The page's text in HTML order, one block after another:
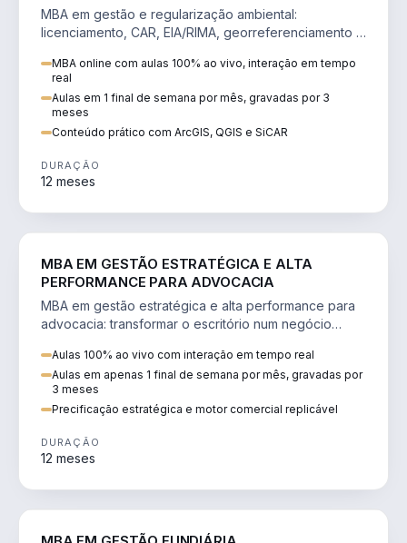
MBA em gestão e regularização ambiental:
licenciamento, CAR, EIA/RIMA, georreferenciamento e
MBA online com aulas 100% ao vivo, interação em tempo
real
Aulas em 1 final de semana por mês, gravadas por 3
meses
Conteúdo prático com ArcGIS, QGIS e SiCAR
DURAÇÃO
12 meses
MBA EM GESTÃO ESTRATÉGICA E ALTA
PERFORMANCE PARA ADVOCACIA
MBA em gestão estratégica e alta performance para
advocacia: transformar o escritório num negócio
Aulas 100% ao vivo com interação em tempo real
Aulas em apenas 1 final de semana por mês, gravadas por
3 meses
Precificação estratégica e motor comercial replicável
DURAÇÃO
12 meses